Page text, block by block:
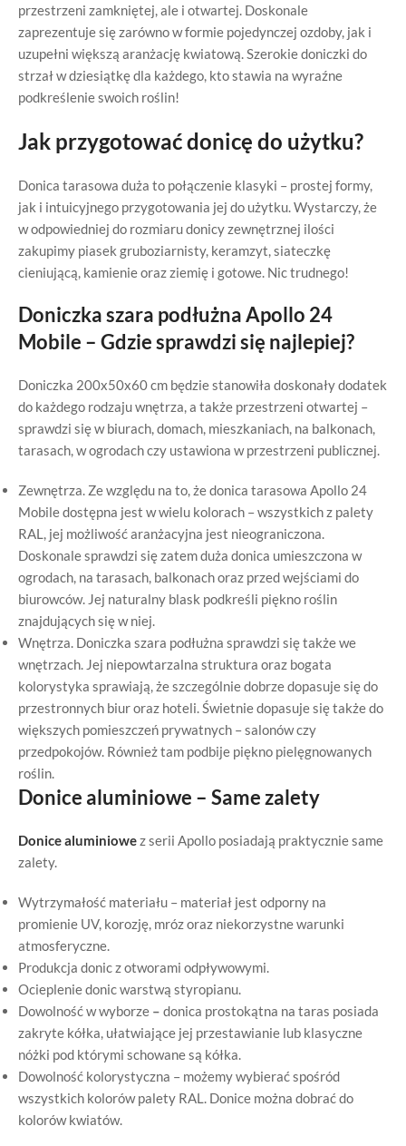
przestrzeni zamkniętej, ale i otwartej. Doskonale
zaprezentuje się zarówno w formie pojedynczej ozdoby, jak i
uzupełni większą aranżację kwiatową. Szerokie doniczki do
strzał w dziesiątkę dla każdego, kto stawia na wyraźne
podkreślenie swoich roślin!
Jak przygotować donicę do użytku?
Donica tarasowa duża to połączenie klasyki – prostej formy,
jak i intuicyjnego przygotowania jej do użytku. Wystarczy, że
w odpowiedniej do rozmiaru donicy zewnętrznej ilości
zakupimy piasek gruboziarnisty, keramzyt, siateczkę
cieniującą, kamienie oraz ziemię i gotowe. Nic trudnego!
Doniczka szara podłużna Apollo 24
Mobile – Gdzie sprawdzi się najlepiej?
Doniczka 200x50x60 cm będzie stanowiła doskonały dodatek
do każdego rodzaju wnętrza, a także przestrzeni otwartej –
sprawdzi się w biurach, domach, mieszkaniach, na balkonach,
tarasach, w ogrodach czy ustawiona w przestrzeni publicznej.
Zewnętrza. Ze względu na to, że donica tarasowa Apollo 24
Mobile dostępna jest w wielu kolorach – wszystkich z palety
RAL, jej możliwość aranżacyjna jest nieograniczona.
Doskonale sprawdzi się zatem duża donica umieszczona w
ogrodach, na tarasach, balkonach oraz przed wejściami do
biurowców. Jej naturalny blask podkreśli piękno roślin
znajdujących się w niej.
Wnętrza. Doniczka szara podłużna sprawdzi się także we
wnętrzach. Jej niepowtarzalna struktura oraz bogata
kolorystyka sprawiają, że szczególnie dobrze dopasuje się do
przestronnych biur oraz hoteli. Świetnie dopasuje się także do
większych pomieszczeń prywatnych – salonów czy
przedpokojów. Również tam podbije piękno pielęgnowanych
roślin.
Donice aluminiowe – Same zalety
Donice aluminiowez serii Apollo posiadają praktycznie same
zalety.
Wytrzymałość materiału – materiał jest odporny na
promienie UV, korozję, mróz oraz niekorzystne warunki
atmosferyczne.
Produkcja donic z otworami odpływowymi.
Ocieplenie donic warstwą styropianu.
Dowolność w wyborze – donica prostokątna na taras posiada
zakryte kółka, ułatwiające jej przestawianie lub klasyczne
nóżki pod którymi schowane są kółka.
Dowolność kolorystyczna – możemy wybierać spośród
wszystkich kolorów palety RAL. Donice można dobrać do
kolorów kwiatów.